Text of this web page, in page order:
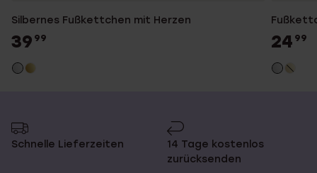
Silbernes Fußkettchen mit Herzen
39 99 24 99
Schnelle Lieferzeiten
14 Tage kostenlos
zurücksenden